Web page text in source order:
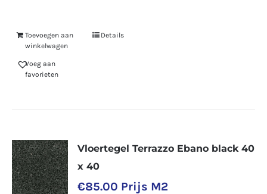
Toevoegen aan
winkelwagen
Details
Voeg aan
favorieten
Vloertegel Terrazzo Ebano black 40
x 40
€85.00 Prijs M2